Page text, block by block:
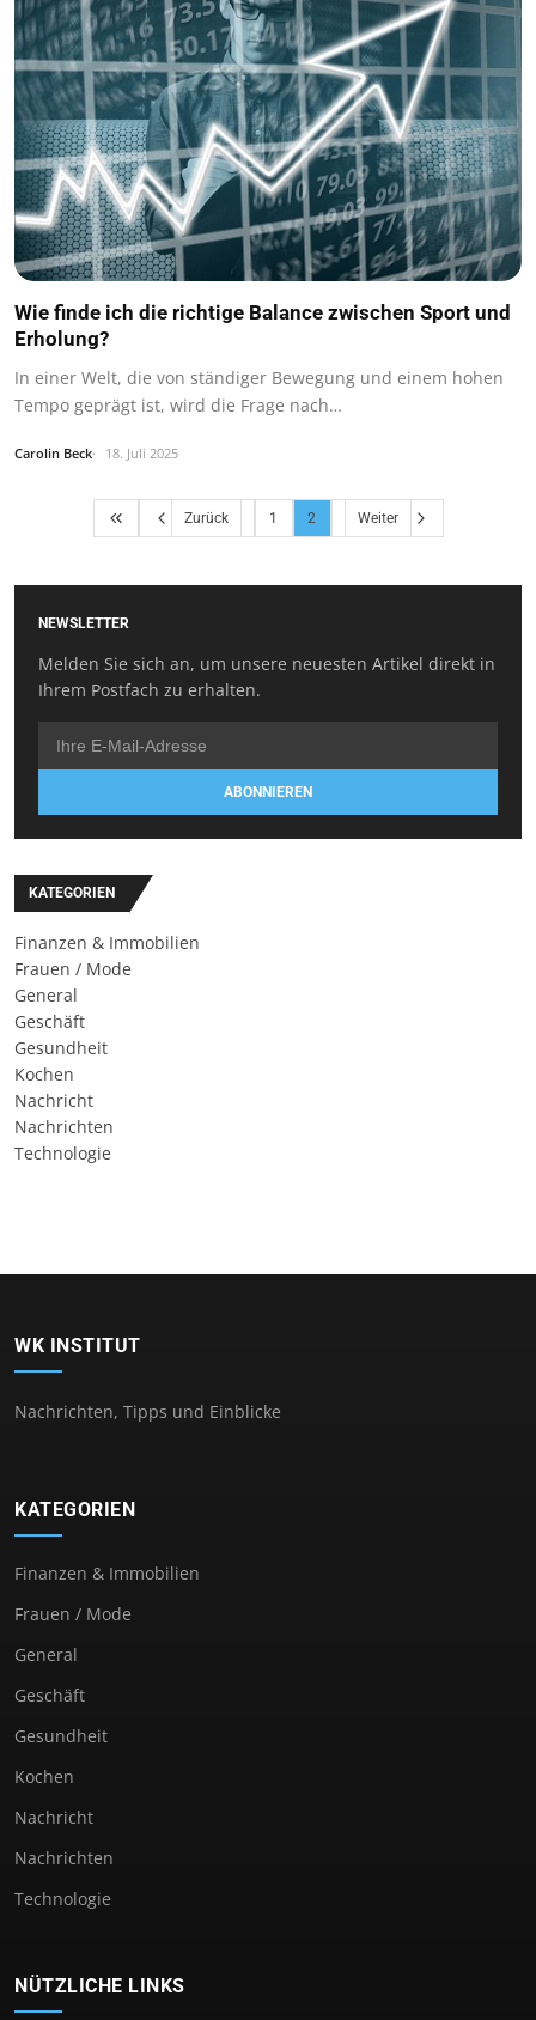
Wie finde ich die richtige Balance zwischen Sport und
Erholung?
In einer Welt, die von ständiger Bewegung und einem hohen
Tempo geprägt ist, wird die Frage nach…
Carolin Beck 18. Juli 2025
Zurück 1 2 Weiter
NEWSLETTER
Melden Sie sich an, um unsere neuesten Artikel direkt in
Ihrem Postfach zu erhalten.
ABONNIEREN
KATEGORIEN
Finanzen & Immobilien
Frauen / Mode
General
Geschäft
Gesundheit
Kochen
Nachricht
Nachrichten
Technologie
WK INSTITUT
Nachrichten, Tipps und Einblicke
KATEGORIEN
Finanzen & Immobilien
Frauen / Mode
General
Geschäft
Gesundheit
Kochen
Nachricht
Nachrichten
Technologie
NÜTZLICHE LINKS